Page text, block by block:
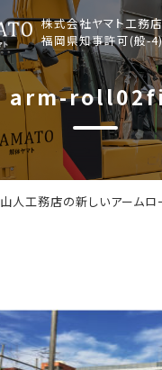
株式会社ヤマト工務
福岡県知事許可(般-
arm-
山人工務店の新しいアーム